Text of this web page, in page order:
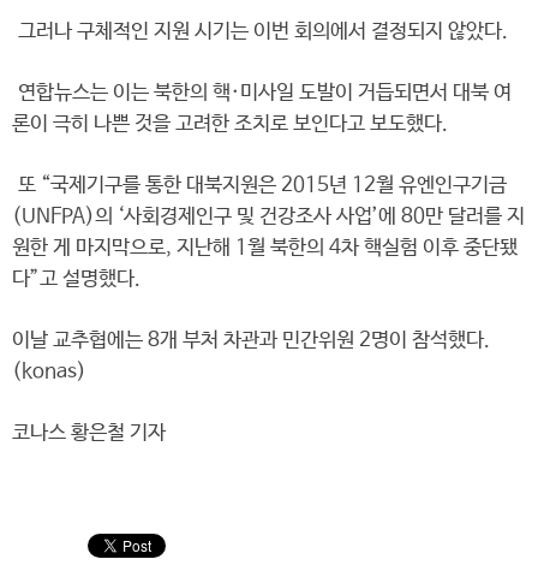
그러나 구체적인 지원 시기는 이번 회의에서 결정되지 않았다.
연합뉴스는 이는 북한의 핵·미사일 도발이 거듭되면서 대북 여
론이 극히 나쁜 것을 고려한 조치로 보인다고 보도했다.
또 “국제기구를 통한 대북지원은 2015년 12월 유엔인구기금
(UNFPA)의 ‘사회경제인구 및 건강조사 사업’에 80만 달러를 지
원한 게 마지막으로, 지난해 1월 북한의 4차 핵실험 이후 중단됐
다”고 설명했다.
이날 교추협에는 8개 부처 차관과 민간위원 2명이 참석했다.
(konas)
코나스 황은철 기자